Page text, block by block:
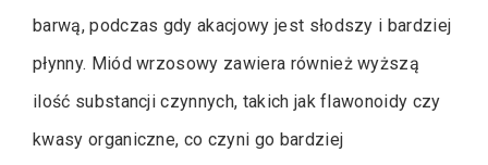
barwą, podczas gdy akacjowy jest słodszy i bardziej
płynny. Miód wrzosowy zawiera również wyższą
ilość substancji czynnych, takich jak flawonoidy czy
kwasy organiczne, co czyni go bardziej